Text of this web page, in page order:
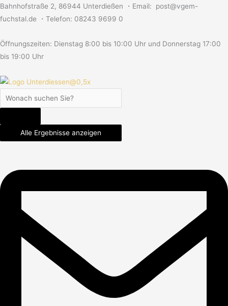
Zum
Inhalt
Bahnhofstraße 2, 86944 Unterdießen ・Email: post@vgem-
fuchstal.de ・Telefon: 08243 9699 0
Öffnungszeiten: Dienstag 8:00 bis 10:00 Uhr und Donnerstag 17:00
bis 19:00 Uhr
Search
...
Alle Ergebnisse anzeigen
Search
...
Search
...